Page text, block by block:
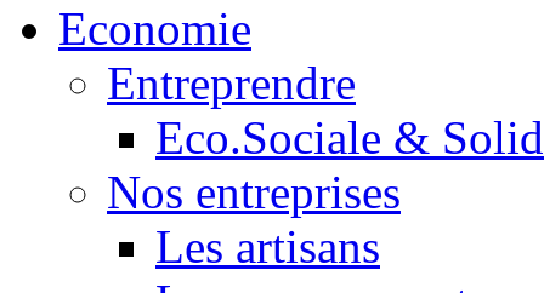
Economie
Entreprendre
Eco.Sociale &
Nos entreprises
Les artisans